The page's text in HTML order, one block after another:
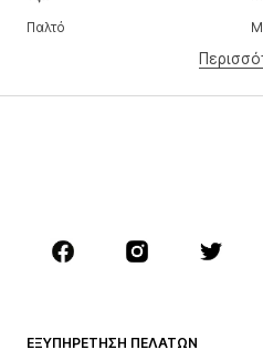
Παλτό
Αξεσουάρ
ΝΕΑ
ΕΞΥΠΗΡΈΤΗΣΗ ΠΕΛΑΤΏΝ